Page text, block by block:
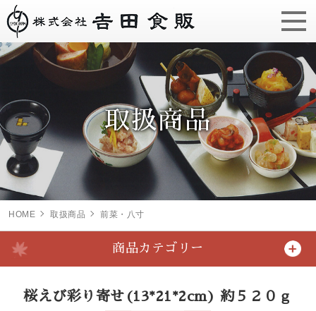
取扱商品
HOME 取扱商品 前菜・八寸
商品カテゴリー
桜えび彩り寄せ(13*21*2cm) 約５２０ｇ